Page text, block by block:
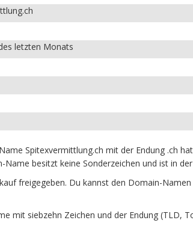
letzten Monats
Spitexvermittlung.ch mit der Endung .ch
besitzt keine Sonderzeichen und ist in
freigegeben. Du kannst den Domain-
mit siebzehn Zeichen und der Endung (TLD,